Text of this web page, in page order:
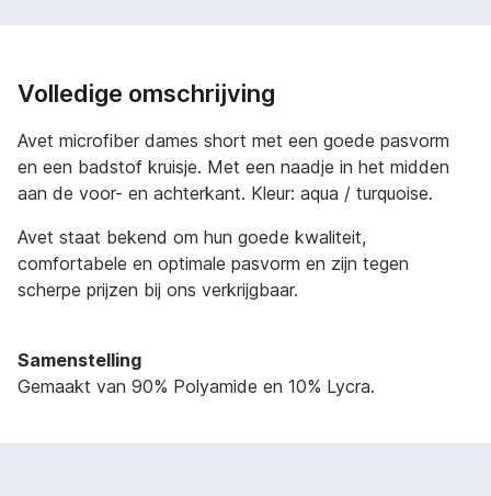
Volledige omschrijving
Avet microfiber dames short met een goede pasvorm
en een badstof kruisje. Met een naadje in het midden
aan de voor- en achterkant. Kleur: aqua / turquoise.
Avet staat bekend om hun goede kwaliteit,
comfortabele en optimale pasvorm en zijn tegen
scherpe prijzen bij ons verkrijgbaar.
Samenstelling
Gemaakt van 90% Polyamide en 10% Lycra.